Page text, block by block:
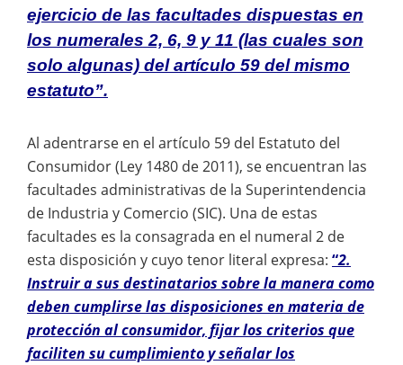
ejercicio de las facultades dispuestas en
los numerales 2, 6, 9 y 11 (las cuales son
solo algunas) del artículo 59 del mismo
estatuto”.
Al adentrarse en el artículo 59 del Estatuto del
Consumidor (Ley 1480 de 2011), se encuentran las
facultades administrativas de la Superintendencia
de Industria y Comercio (SIC). Una de estas
facultades es la consagrada en el numeral 2 de
esta disposición y cuyo tenor literal expresa: “2.
Instruir a sus destinatarios sobre la manera como
deben cumplirse las disposiciones en materia de
protección al consumidor, fijar los criterios que
faciliten su cumplimiento y señalar los